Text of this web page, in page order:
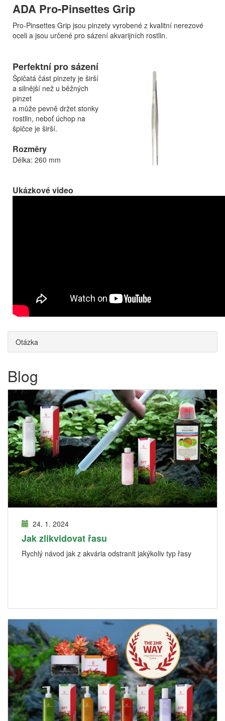
ADA Pro-Pinsettes Grip
Pro-Pinsettes Grip jsou pinzety vyrobené z kvalitní nerezové
oceli a jsou určené pro sázení akvarijních rostlin.
Perfektní pro sázení
Špičatá část pinzety je širší
a silnější než u běžných
pinzet
a může pevně držet stonky
rostlin, neboť úchop na
špičce je širší.
Rozměry
Délka: 260 mm
Ukázkové video
Otázka
Blog
24. 1. 2024
Jak zlikvidovat řasu
Rychlý návod jak z akvária odstranit jakýkoliv typ řasy